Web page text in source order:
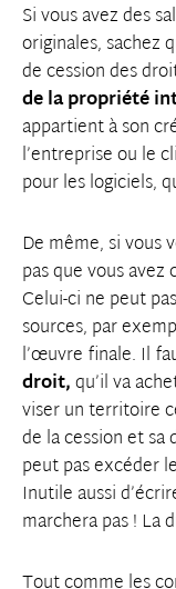
Si vous avez des
originales, sachez
de cession des
de la propriété
appartient à son
l’entreprise ou le
pour les logiciels,
De même, si vous
pas que vous
Celui-ci ne peut
sources, par
l’œuvre finale. Il
droit,qu’il va
viser un territoire
de la cession et
peut pas excéder
Inutile aussi
marchera pas ! La